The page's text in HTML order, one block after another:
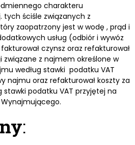
charakteru
tych ściśle związanych z
zaopatrzony jest w wodę , prąd i
usług (odbiór i wywóz
czynsz oraz refakturował
związane z najmem określone w
według stawki podatku VAT
najmu oraz refakturował koszty za
stawki podatku VAT przyjętej na
: